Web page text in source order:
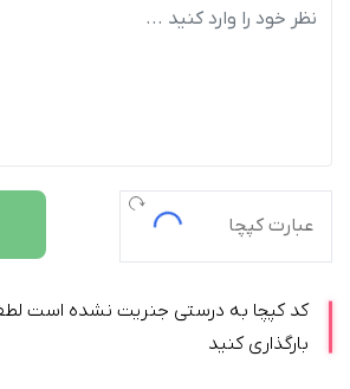
کد کپچا به درستی جنریت نشده است
بارگذاری کنید